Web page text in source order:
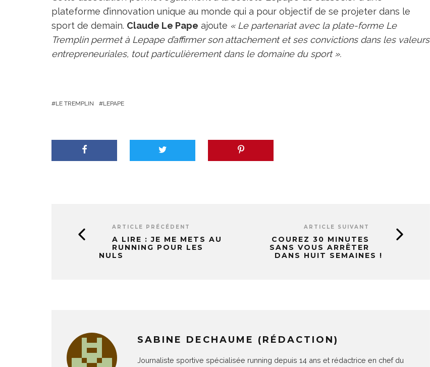
plateforme d’innovation unique au monde qui a pour objectif de se projeter dans le
sport de demain. Claude Le Pape ajoute « Le partenariat avec la plate-forme Le
Tremplin permet à Lepape d’affirmer son attachement et ses convictions dans les valeurs
entrepreneuriales, tout particulièrement dans le domaine du sport ».
LE TREMPLIN LEPAPE
ARTICLE PRÉCÉDENT
A LIRE : JE ME METS AU
RUNNING POUR LES
NULS
ARTICLE SUIVANT
COUREZ 30 MINUTES
SANS VOUS ARRÊTER
DANS HUIT SEMAINES !
SABINE DECHAUME (RÉDACTION)
Journaliste sportive spécialisée running depuis 14 ans et rédactrice en chef du